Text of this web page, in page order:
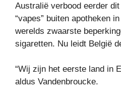
Australië verbood eerder
“vapes” buiten apotheken
werelds zwaarste
sigaretten. Nu leidt België
“Wij zijn het eerste land in
aldus Vandenbroucke.